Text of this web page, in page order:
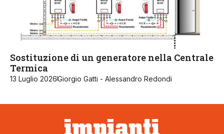
Sostituzione di un generatore nella Centrale
Termica
13 Luglio 2026Giorgio Gatti - Alessandro Redondi